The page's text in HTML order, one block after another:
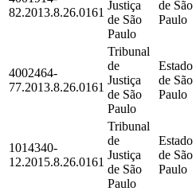
82.2013.8.26.0161
Justiça
de São
Paulo
de São
Paulo
4002464-
77.2013.8.26.0161
Tribunal
de
Justiça
de São
Paulo
Estado
de São
Paulo
1014340-
12.2015.8.26.0161
Tribunal
de
Justiça
de São
Paulo
Estado
de São
Paulo